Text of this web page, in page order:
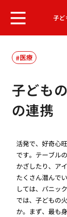
子
医療
子ども
の連携
活発で、好奇心
です。テーブル
かざしたり、ア
たくさん潜んで
しては、パニッ
では、子どもの
か。まず、最も